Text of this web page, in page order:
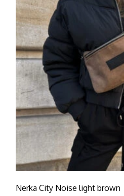
Nerka City Noise light brown